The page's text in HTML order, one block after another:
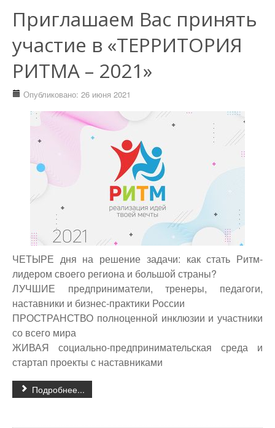
Приглашаем Вас принять
участие в «ТЕРРИТОРИЯ
РИТМА – 2021»
Опубликовано: 26 июня 2021
ЧЕТЫРЕ дня на решение задачи: как стать Ритм-
лидером своего региона и большой страны?
ЛУЧШИЕ предприниматели, тренеры, педагоги,
наставники и бизнес-практики России
ПРОСТРАНСТВО полноценной инклюзии и участники
со всего мира
ЖИВАЯ социально-предпринимательская среда и
стартап проекты с наставниками
Подробнее...